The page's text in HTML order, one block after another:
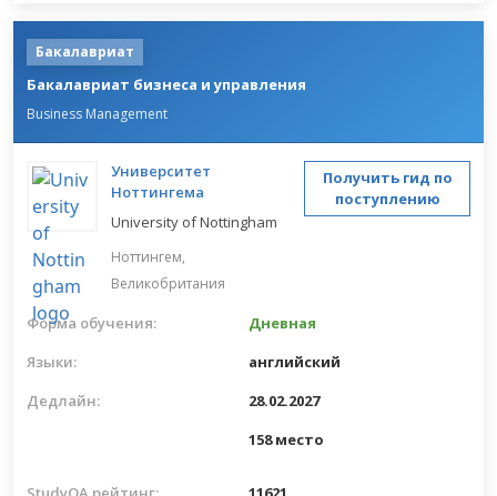
Бакалавриат
Бакалавриат бизнеса и управления
Business Management
Университет
Ноттингема
University of Nottingham
Ноттингем,
Великобритания
Получить гид по
поступлению
Форма обучения:
Дневная
Языки:
английский
Дедлайн:
28.02.2027
158 место